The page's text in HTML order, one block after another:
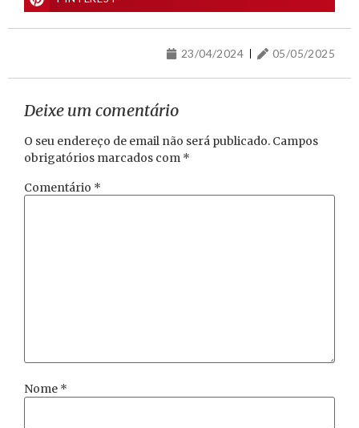
23/04/2024 05/05/2025
Deixe um comentário
O seu endereço de email não será publicado. Campos
obrigatórios marcados com *
Comentário *
Nome *